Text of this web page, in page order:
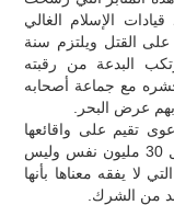
الإسلام الغالي
القتل ويلتزم سنة
البدعة من رقبته
مع جماعة أصحابه
عرض البحر.
تقيم على واقائعها
دلائل وشواهد، عندما يدعو هذا المغامر إلى قتل 30 مليون نفس وليس
لا يفقه معناها بأنها
من الشرك.